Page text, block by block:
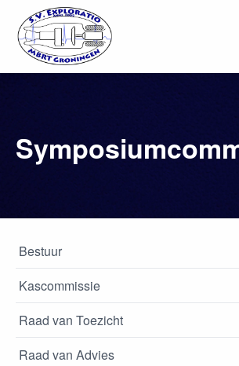
Bestuur
Kascommissie
Raad van Toezicht
Raad van Advies